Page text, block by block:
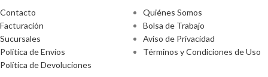
Contacto
Facturación
Sucursales
Política de Envíos
Política de Devoluciones
Quiénes Somos
Bolsa de Trabajo
Aviso de Privacidad
Términos y Condiciones de Uso